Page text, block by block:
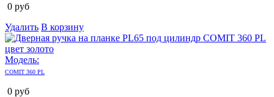
0 руб
Удалить В корзину
Модель:
COMIT 360 PL
0 руб